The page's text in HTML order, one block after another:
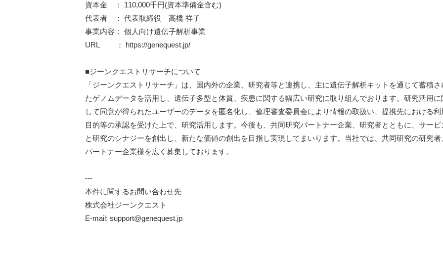
資本金 ： 110,000千円(資本準備金含む)
代表者 ： 代表取締役 高橋 祥子
事業内容： 個人向け遺伝子解析事業
URL ： https://genequest.jp/
■ジーンクエストリサーチについて
「ジーンクエストリサーチ」は、国内外の企業、研究者等と連携し、主に遺伝子解析キットを通じて蓄積さ
たゲノムデータを活用し、遺伝子多型と体質、疾患に関する幅広い研究に取り組んでおります。研究活用に
して同意が得られたユーザーのデータを匿名化し、倫理審査委員会により情報の取扱い、提携先における利
目的等の承認を受けた上で、研究活用します。今後も、共同研究パートナー企業、研究者とともに、サービ
と研究のシナジーを創出し、新たな価値の創出を目指し実現してまいります。当社では、共同研究の研究者
パートナー企業様を広く募集しております。
---
本件に関するお問い合わせ先
株式会社ジーンクエスト
E-mail: support@genequest.jp